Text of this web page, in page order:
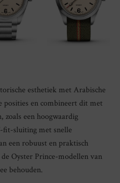
esthetiek met Arabische
en combineert dit met
zoals een hoogwaardig
fit-sluiting met snelle
een robuust en praktisch
Oyster Prince-modellen van
behouden.